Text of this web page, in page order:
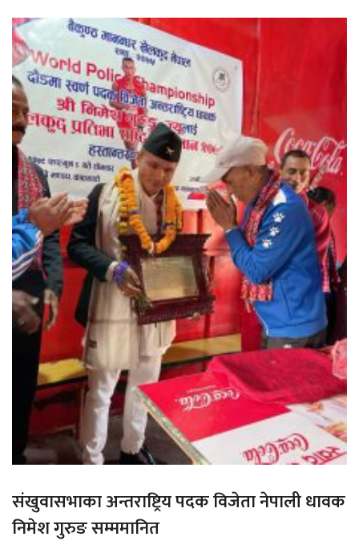
संखुवासभाका अन्तराष्ट्रिय पदक विजेता नेपाली धावक
निमेश गुरुङ सम्ममानित